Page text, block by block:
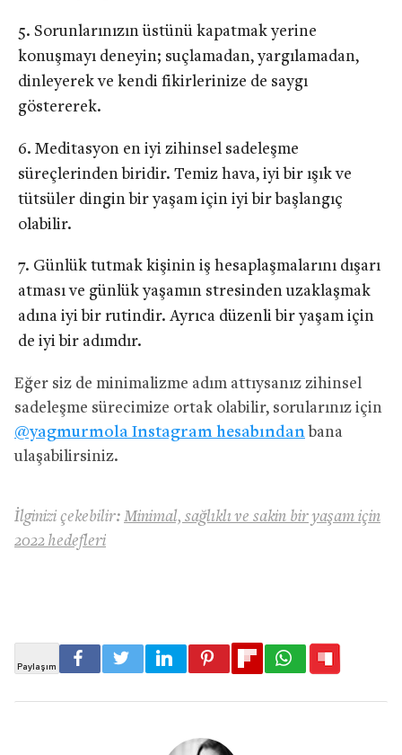
Sorunlarınızın üstünü kapatmak yerine
konuşmayı deneyin; suçlamadan, yargılamadan,
dinleyerek ve kendi fikirlerinize de saygı
göstererek.
Meditasyon en iyi zihinsel sadeleşme
süreçlerinden biridir. Temiz hava, iyi bir ışık ve
tütsüler dingin bir yaşam için iyi bir başlangıç
olabilir.
Günlük tutmak kişinin iş hesaplaşmalarını dışarı
atması ve günlük yaşamın stresinden uzaklaşmak
adına iyi bir rutindir. Ayrıca düzenli bir yaşam için
de iyi bir adımdır.
Eğer siz de minimalizme adım attıysanız zihinsel
sadeleşme sürecimize ortak olabilir, sorularınız için
@yagmurmola Instagram hesabından bana
ulaşabilirsiniz.
İlginizi çekebilir: Minimal, sağlıklı ve sakin bir yaşam için
2022 hedefleri